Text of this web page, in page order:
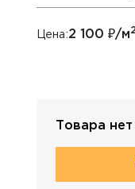
Цена:2 100 ₽/м2
Товара